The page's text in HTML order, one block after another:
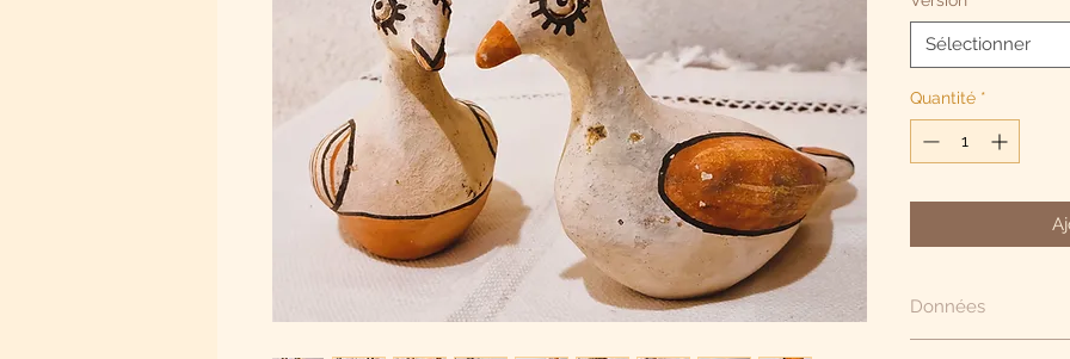
Sélectionner
Quantité *
Données